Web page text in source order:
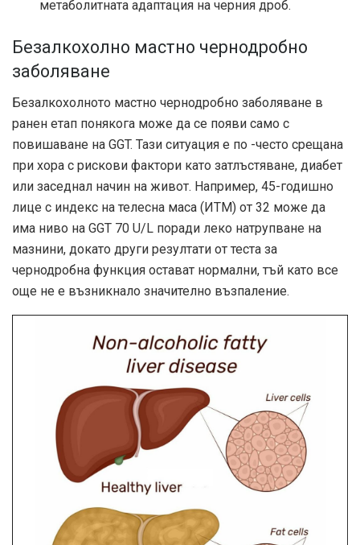
метаболитната адаптация на черния дроб.
Безалкохолно мастно чернодробно
заболяване
Безалкохолното мастно чернодробно заболяване в
ранен етап понякога може да се появи само с
повишаване на GGT. Тази ситуация е по -често срещана
при хора с рискови фактори като затлъстяване, диабет
или заседнал начин на живот. Например, 45-годишно
лице с индекс на телесна маса (ИТМ) от 32 може да
има ниво на GGT 70 U/L поради леко натрупване на
мазнини, докато други резултати от теста за
чернодробна функция остават нормални, тъй като все
още не е възникнало значително възпаление.